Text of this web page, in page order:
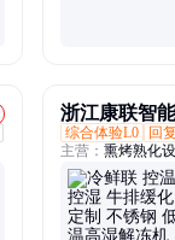
浙江康联智
综合体验L0
回
主营： 熏烤熟化
旋冷却速冻设备
解冻库、风管式
旋设备、隧道设备